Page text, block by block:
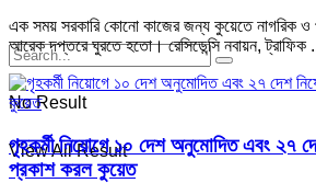
No Result
View All Result
এক সময় সরকারি কোনো কাজের জন্য কুয়েতে নাগরিক ও
আরেক দপ্তরে ঘুরতে হতো। রেসিডেন্সি নবায়ন, ট্রাফিক
গৃহকর্মী নিয়োগে ১০ দেশ অনুমোদিত এবং ২৭
প্রকাশ করল কুয়েত